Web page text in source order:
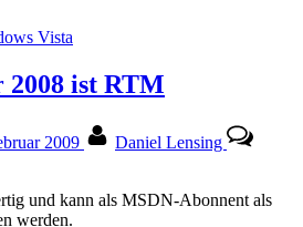
Vista
2008 ist RTM
2009
Daniel Lensing
und kann als MSDN-Abonnent als
werden.